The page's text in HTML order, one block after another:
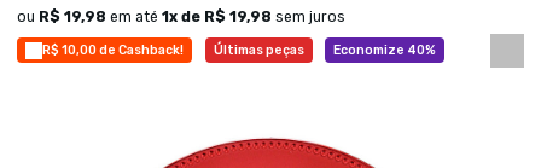
R$ 10,00 de Cashback! Últimas peças Economize 40%
ou R$ 19,98 em até 1 x de R$ 19,98 sem juros